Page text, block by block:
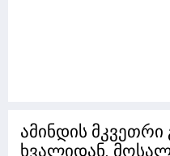
ამინდის მკვეთრი
ხვალიდან.